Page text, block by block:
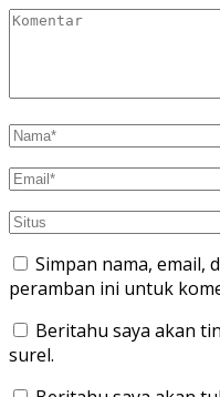
Simpan nama, email,
peramban ini untuk
Beritahu saya akan
surel.